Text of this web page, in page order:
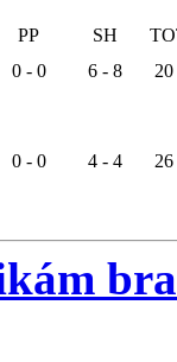
PP SH
0 - 0 6 - 8
0 - 0 4 - 4